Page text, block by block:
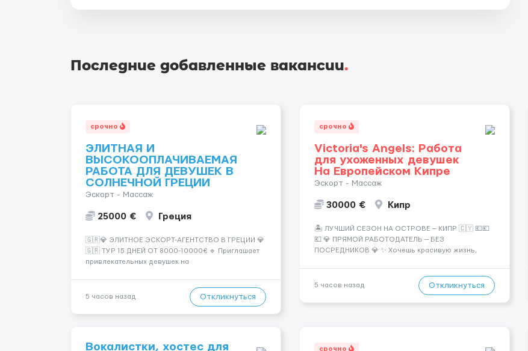
Последние добавленные вакансии.
срочно
ЭЛИТНАЯ И
ВЫСОКООПЛАЧИВАЕМАЯ
РАБОТА ДЛЯ ДЕВУШЕК В
СОЛНЕЧНОЙ ГРЕЦИИ
Эскорт - Массаж
25000 € Греция
🇬🇷💎 ЭЛИТНОЕ ЭСКОРТ-АГЕНТСТВО В ГРЕЦИИ 💎
🇬🇷 ТУР 15 ДНЕЙ ОТ 8000-10000€ 🔹 Приглашает
привлекательных девушек на
хорошие деньги 💶 — это предложение для тебя! 🔹
5 часов назад Откликнуться
срочно
Victoria's Angels: Работа
для ухоженных девушек
На Европейском Кипре
Эскорт - Массаж
30000 € Кипр
🏝️ ЛУЧШИЙ СЕЗОН НА ОСТРОВЕ — КИПР 🇨🇾 💶💶
💶 💎 ПРЯМОЙ РАБОТОДАТЕЛЬ — БЕЗ
ПОСРЕДНИКОВ 💎 ✨ Хочешь красивую жизнь,
— Опытная команда с годами практики —
Стабильный поток клиентов (без ...
5 часов назад Откликнуться
Вокалистки, хостес для
срочно